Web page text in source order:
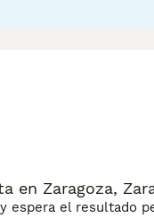
esta raza de gato.
en Zaragoza,
espera el resultado